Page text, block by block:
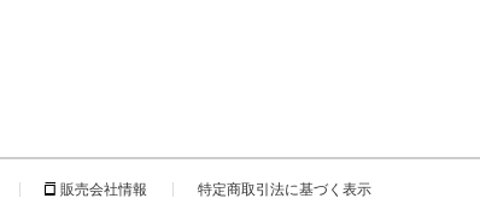
販売会社情報 特定商取引法に基づく表示